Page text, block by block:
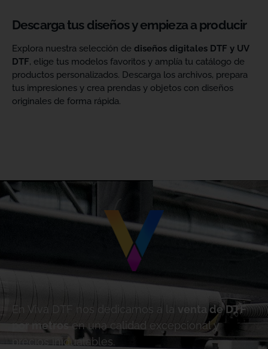
Descarga tus diseños y empieza a producir
Explora nuestra selección de diseños digitales DTF y UV
DTF, elige tus modelos favoritos y amplía tu catálogo de
productos personalizados. Descarga los archivos, prepara
tus impresiones y crea prendas y objetos con diseños
originales de forma rápida.
En Viva DTF nos dedicamos a la
venta de DTF
por metros
en una calidad excepcional y
precios inigualables.